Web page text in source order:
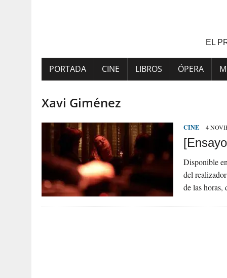
EL
PORTADA CINE LIBROS ÓPERA
Xavi Giménez
CINE 4
Disponible
del
de las